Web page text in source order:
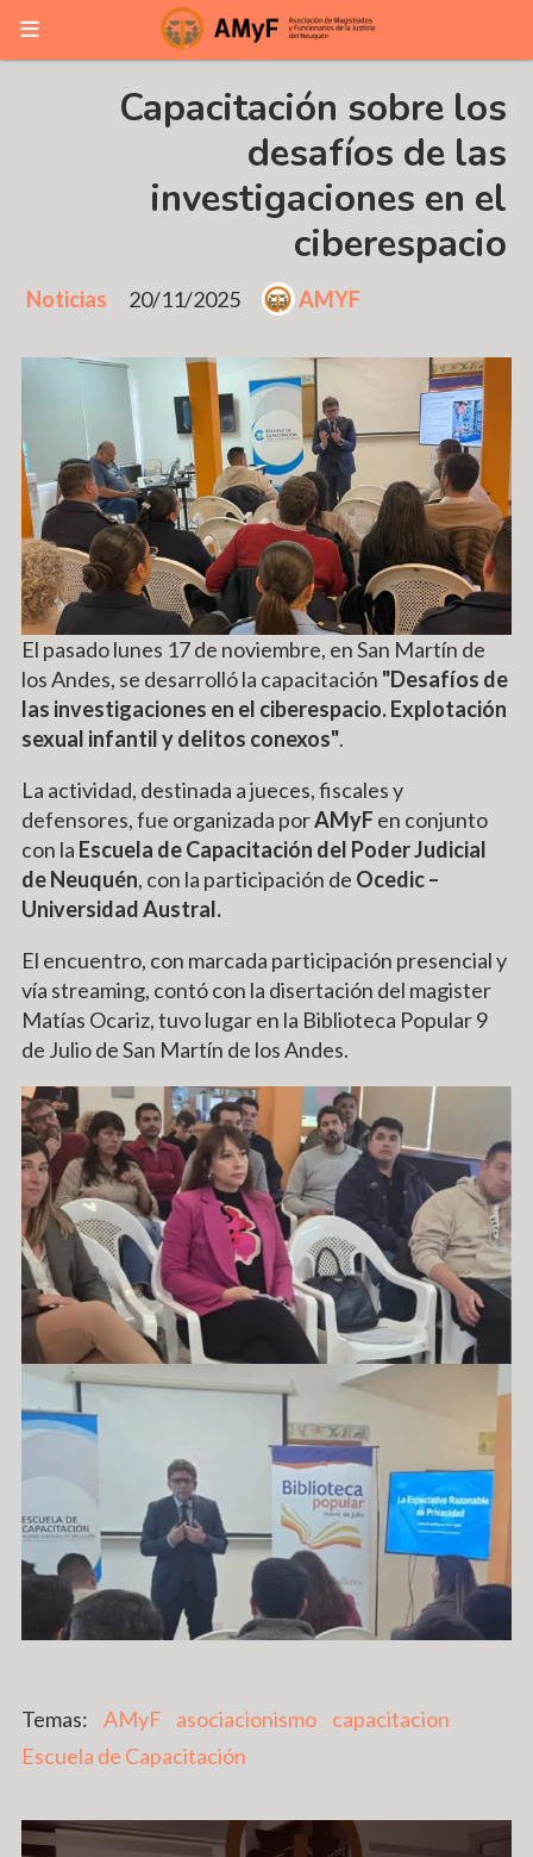
Capacitación sobre los
desafíos de las
investigaciones en el
ciberespacio
Noticias 20/11/2025 AMYF
El pasado lunes 17 de noviembre, en San Martín de
los Andes, se desarrolló la capacitación "Desafíos de
las investigaciones en el ciberespacio. Explotación
sexual infantil y delitos conexos".
La actividad, destinada a jueces, fiscales y
defensores, fue organizada porAMyF en conjunto
con la Escuela de Capacitación del Poder Judicial
de Neuquén, con la participación de Ocedic –
Universidad Austral.
El encuentro, con marcada participación presencial y
vía streaming, contó con la disertación del magister
Matías Ocariz, tuvo lugar en la Biblioteca Popular 9
de Julio de San Martín de los Andes.
AMyF asociacionismo
capacitacion
Escuela de Capacitación